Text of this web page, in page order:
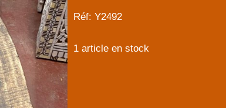
Réf: Y2492
1 article en stock